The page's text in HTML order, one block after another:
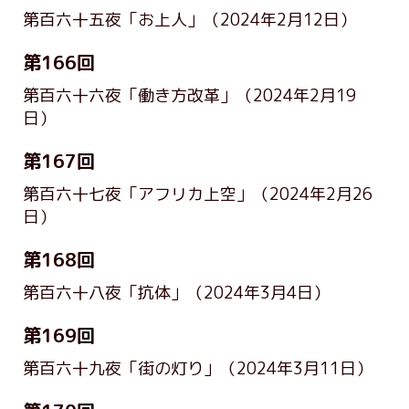
第百六十五夜「お上人」 （2024年2月12日）
第166回
第百六十六夜「働き方改革」
（2024年2月19
日）
第167回
第百六十七夜「アフリカ上空」
（2024年2月26
日）
第168回
第百六十八夜「抗体」 （2024年3月4日）
第169回
第百六十九夜「街の灯り」 （2024年3月11日）